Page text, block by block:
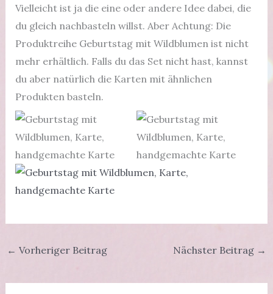
Vielleicht ist ja die eine oder andere Idee dabei, die
du gleich nachbasteln willst. Aber Achtung: Die
Produktreihe Geburtstag mit Wildblumen ist nicht
mehr erhältlich. Falls du das Set nicht hast, kannst
du aber natürlich die Karten mit ähnlichen
Produkten basteln.
← Vorheriger Beitrag Nächster Beitrag →